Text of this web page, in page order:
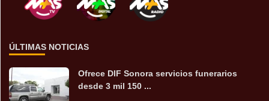
ÚLTIMAS NOTICIAS
Ofrece DIF Sonora servicios funerarios
desde 3 mil 150 ...